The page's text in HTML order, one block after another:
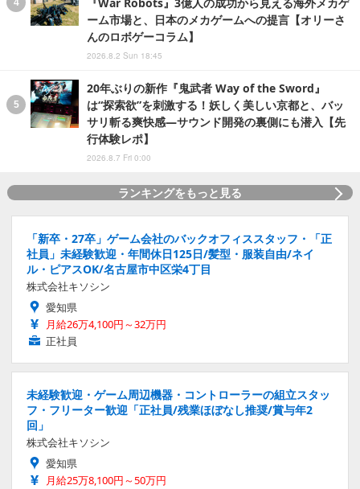
ーム市場と、日本のメカゲームへの提言【オリーさ
んのロボゲーコラム】
2026.8.2 Sun 18:45
20年ぶりの新作『鬼武者 Way of the Sword』
は“探索欲”を刺激する！妖しく美しい京都と、バッ
サリ斬る爽快感―サウンド開発の裏側にも潜入【先
行体験レポ】
2026.8.7 Fri 0:00
ランキングをもっと見る
「新卒・27卒」ゲーム会社のバックオフィススタッフ・「正
社員」未経験歓迎・年間休日125日/髪型・服装自由/ネイ
ル・ピアスOK/名古屋市中区栄4丁目
株式会社キソシン
愛知県
月給26万4,100円～32万円
正社員
未経験歓迎・ゲーム周辺機器・コントローラーの組立スタッ
フ・フリーター歓迎「正社員/残業ほぼなし推奨/賞与年2
回」
株式会社キソシン
愛知県
月給25万8,100円～50万円